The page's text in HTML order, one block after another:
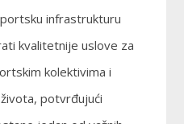
infrastrukturu
kvalitetnije uslove za
kolektivima i
potvrđujući